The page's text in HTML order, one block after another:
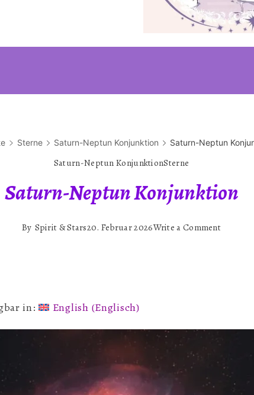
Sterne Saturn-Neptun Konjunktion Saturn-Neptun
Saturn-Neptun KonjunktionSterne
Saturn-Neptun Konjunktion
By Spirit & Stars20. Februar 2026Write a Commenton
in: English (Englisch)